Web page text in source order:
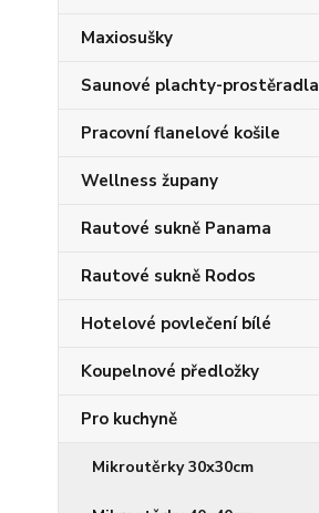
Maxiosušky
Saunové plachty-prostěradla
Pracovní flanelové košile
Wellness župany
Rautové sukně Panama
Rautové sukně Rodos
Hotelové povlečení bílé
Koupelnové předložky
Pro kuchyně
Mikroutěrky 30x30cm